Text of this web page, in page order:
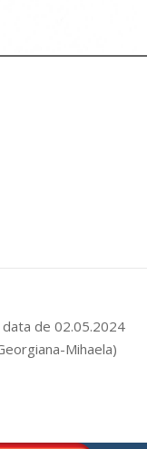
de 02.05.2024
Mihaela)